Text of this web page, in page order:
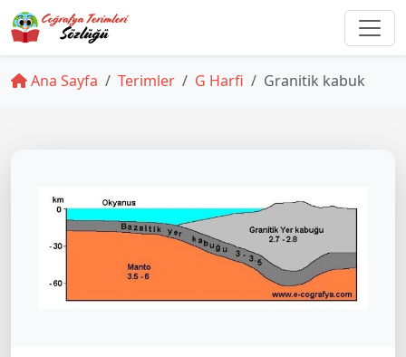
Ana Sayfa Terimler G Harfi Granitik kabuk